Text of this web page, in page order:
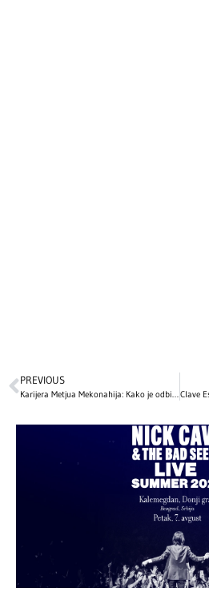
PREVIOUS
Karijera Metjua Mekonahija: Kako je odbijanje velikog honorara promijenilo njegov put